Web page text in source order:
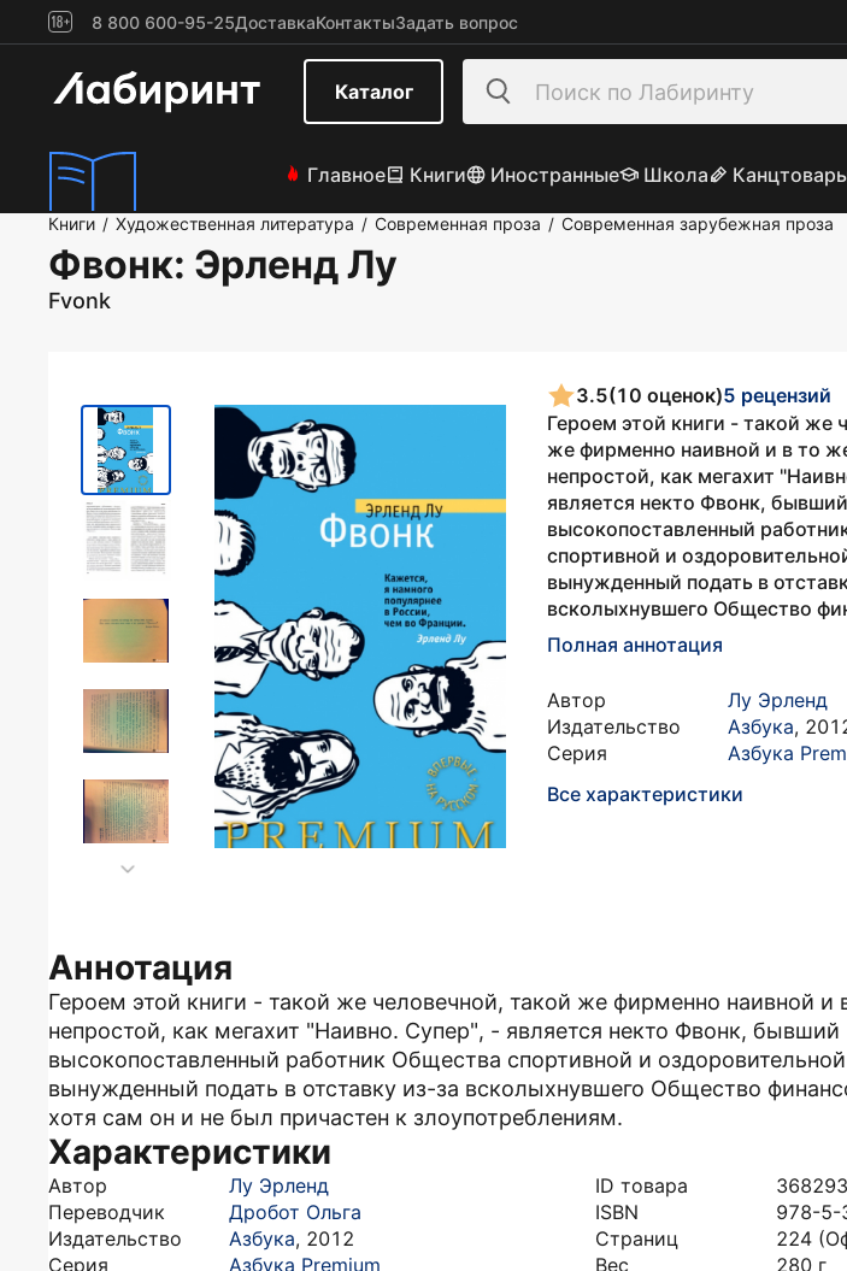
8 800 600-95-25ДоставкаКонтактыЗадать вопрос
Каталог
Главное Книги Иностранные Школа
Книги / Художественная литература / Современная проза / Современная зарубежная проза
Фвонк: Эрленд Лу
Fvonk
3.5(10 оценок)5 рецензий
Героем этой книги - такой же
же фирменно наивной и в то
непростой, как мегахит
является некто Фвонк, бывший
высокопоставленный
спортивной и
вынужденный подать в
всколыхнувшего Общество
Полная аннотация
Автор
Лу Эрленд
Издательство
Азбука,
Серия
Азбука
Все характеристики
Аннотация
Героем этой книги - такой же человечной, такой же фирменно наивной и
непростой, как мегахит "Наивно. Супер", - является некто Фвонк, бывший
высокопоставленный работник Общества спортивной и
вынужденный подать в отставку из-за всколыхнувшего Общество
хотя сам он и не был причастен к злоупотреблениям.
Характеристики
Автор
Лу Эрленд
Переводчик
Дробот Ольга
Издательство
Азбука, 2012
Серия
Азбука Premium
ID товара
368293
ISBN
978-5-
Страниц
224
Вес
280 г